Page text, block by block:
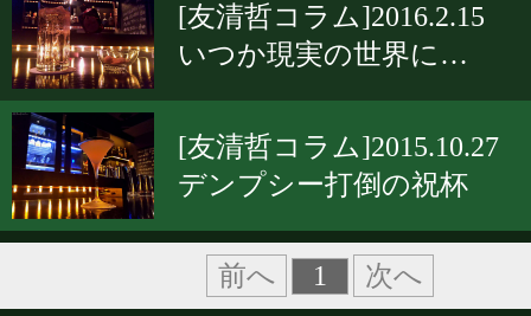
[友清哲コラム]2016.2.15
いつか現実の世界に…
[友清哲コラム]2015.10.27
デンプシー打倒の祝杯
前へ 1 次へ